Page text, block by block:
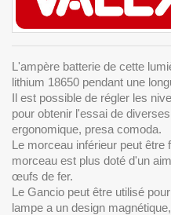
L'ampère batterie de cette
lithium 18650 pendant une
Il est possible de régler les
pour obtenir l'essai de
ergonomique, presa comoda.
Le morceau inférieur peut
morceau est plus doté d'un
œufs de fer.
Le Gancio peut être utilisé
lampe a un design